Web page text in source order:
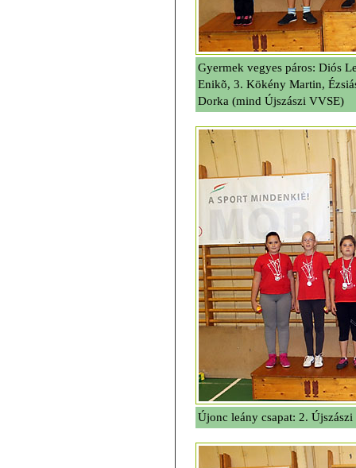
Gyermek vegyes páros: Diós
Enikõ, 3. Kökény Martin,
Dorka (mind Újszászi VVSE)
Újonc leány csapat: 2.